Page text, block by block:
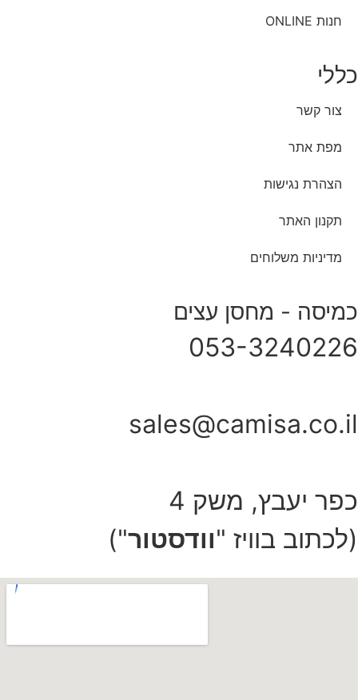
חנות ONLINE
כללי
צור קשר
מפת אתר
הצהרת נגישות
תקנון האתר
מדיניות משלוחים
כמיסה - מחסן עצים
053-3240226
sales@camisa.co.il
כפר יעבץ, משק 4
(לכתוב בוויז "וודסטור")